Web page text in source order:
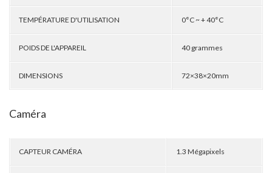
TEMPÉRATURE D'UTILISATION 0°C ~ + 40°C
POIDS DE L'APPAREIL 40 grammes
DIMENSIONS 72×38×20mm
Caméra
CAPTEUR CAMÉRA 1.3 Mégapixels